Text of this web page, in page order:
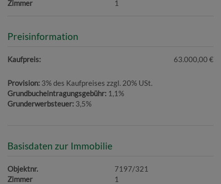
Zimmer 1
Preisinformation
Kaufpreis: 63.000,00 €
Provision: 3% des Kaufpreises zzgl. 20% USt.
Grundbucheintragungsgebühr: 1,1%
Grunderwerbsteuer: 3,5%
Basisdaten zur Immobilie
Objektnr.
7197/321
Zimmer
1